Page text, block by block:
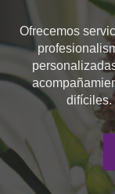
Ofrecemos
difíciles.